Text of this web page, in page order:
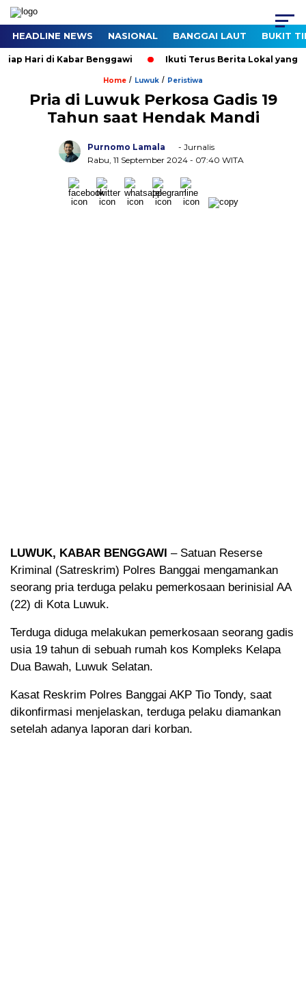
HEADLINE NEWS NASIONAL BANGGAI LAUT BUKIT
di Kabar Benggawi Ikuti Terus Berita Lokal yang Ter-
Home / Luwuk / Peristiwa
Pria di Luwuk Perkosa Gadis 19
Tahun saat Hendak Mandi
Purnomo Lamala
- Jurnalis
Rabu, 11 September 2024 - 07:40 WITA
LUWUK, KABAR BENGGAWI – Satuan Reserse
Kriminal (Satreskrim) Polres Banggai mengamankan
seorang pria terduga pelaku pemerkosaan berinisial AA
(22) di Kota Luwuk.
Terduga diduga melakukan pemerkosaan seorang gadis
usia 19 tahun di sebuah rumah kos Kompleks Kelapa
Dua Bawah, Luwuk Selatan.
Kasat Reskrim Polres Banggai AKP Tio Tondy, saat
dikonfirmasi menjelaskan, terduga pelaku diamankan
setelah adanya laporan dari korban.